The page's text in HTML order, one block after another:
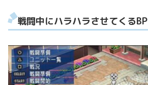
戦闘中にハラハラさせてくるBP